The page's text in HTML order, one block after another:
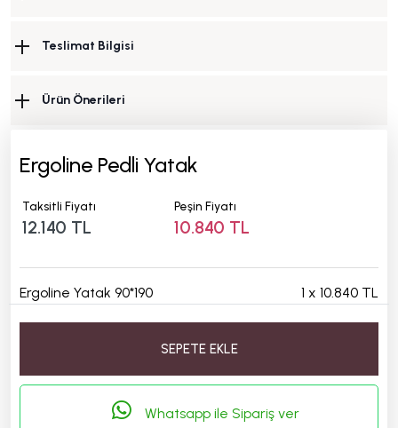
Teslimat Bilgisi
Ürün Önerileri
Ergoline Pedli Yatak
Taksitli Fiyatı
12.140 TL
Peşin Fiyatı
10.840 TL
Ergoline Yatak 90*190 1 x 10.840 TL
SEPETE EKLE
Whatsapp ile Sipariş ver